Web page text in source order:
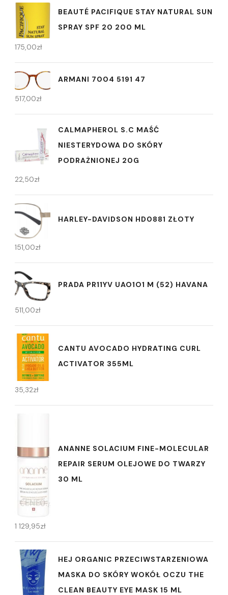
BEAUTÉ PACIFIQUE STAY NATURAL SUN
SPRAY SPF 20 200 ML
175,00zł
ARMANI 7004 5191 47
517,00zł
CALMAPHEROL S.C MAŚĆ
NIESTERYDOWA DO SKÓRY
PODRAŻNIONEJ 20G
22,50zł
HARLEY-DAVIDSON HD0881 ZŁOTY
151,00zł
PRADA PR11YV UAO1O1 M (52) HAVANA
511,00zł
CANTU AVOCADO HYDRATING CURL
ACTIVATOR 355ML
35,32zł
ANANNE SOLACIUM FINE-MOLECULAR
REPAIR SERUM OLEJOWE DO TWARZY
30 ML
1 129,95zł
HEJ ORGANIC PRZECIWSTARZENIOWA
MASKA DO SKÓRY WOKÓŁ OCZU THE
CLEAN BEAUTY EYE MASK 15 ML